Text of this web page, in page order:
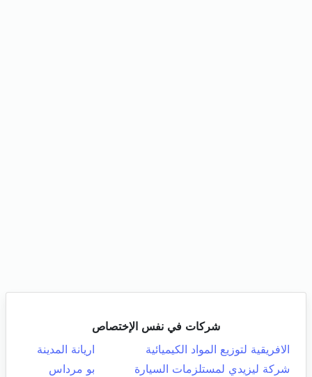
شركات في نفس الإختصاص
الافريقية لتوزيع المواد الكيميائية
اريانة المدينة
شركة ليزيدي لمستلزمات السيارة
بو مرداس